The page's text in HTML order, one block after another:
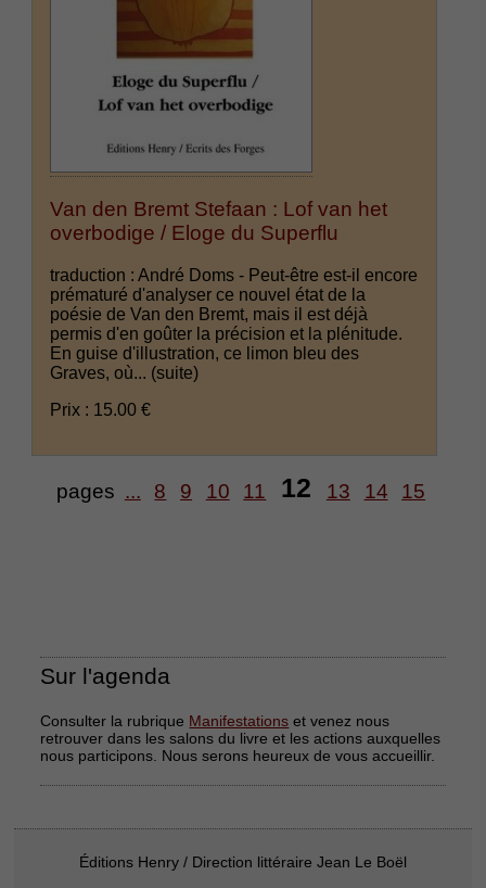
Van den Bremt Stefaan : Lof van het
overbodige / Eloge du Superflu
traduction : André Doms - Peut-être est-il encore
prématuré d'analyser ce nouvel état de la
poésie de Van den Bremt, mais il est déjà
permis d'en goûter la précision et la plénitude.
En guise d'illustration, ce limon bleu des
Graves, où... (suite)
Prix : 15.00 €
pages ... 8 9 10 11 12 13 14 15
Sur l'agenda
Consulter la rubrique Manifestations et venez nous
retrouver dans les salons du livre et les actions auxquelles
nous participons. Nous serons heureux de vous accueillir.
Éditions Henry / Direction littéraire Jean Le Boël